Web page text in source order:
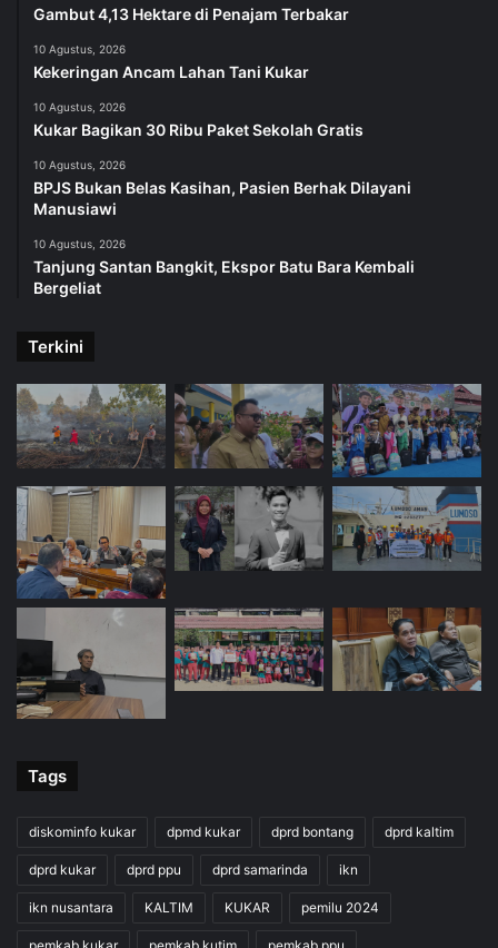
Gambut 4,13 Hektare di Penajam Terbakar
10 Agustus, 2026
Kekeringan Ancam Lahan Tani Kukar
10 Agustus, 2026
Kukar Bagikan 30 Ribu Paket Sekolah Gratis
10 Agustus, 2026
BPJS Bukan Belas Kasihan, Pasien Berhak Dilayani
Manusiawi
10 Agustus, 2026
Tanjung Santan Bangkit, Ekspor Batu Bara Kembali
Bergeliat
Terkini
Tags
diskominfo kukar dpmd kukar dprd bontang dprd kaltim
dprd kukar dprd ppu dprd samarinda ikn
ikn nusantara KALTIM KUKAR pemilu 2024